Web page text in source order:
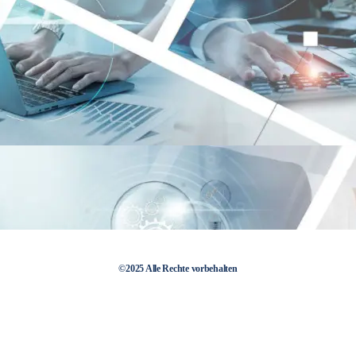
©2025 Alle Rechte vorbehalten